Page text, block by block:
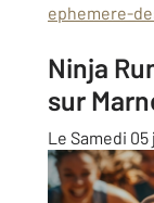
ephemere-
Ninja
sur
Le Samedi 05